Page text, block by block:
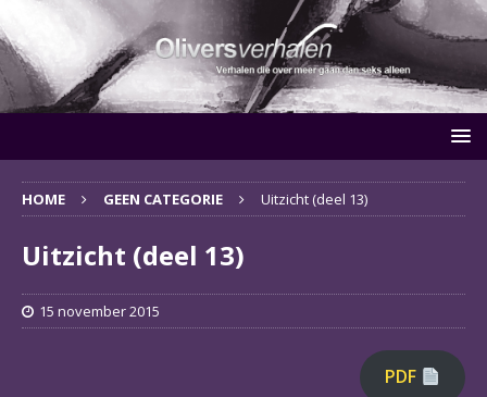
HOME GEEN CATEGORIE Uitzicht (deel 13)
Uitzicht (deel 13)
15 november 2015
PDF